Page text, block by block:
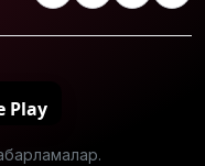
Play